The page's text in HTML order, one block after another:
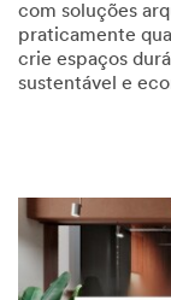
com soluções
praticamente
crie espaços
sustentável e